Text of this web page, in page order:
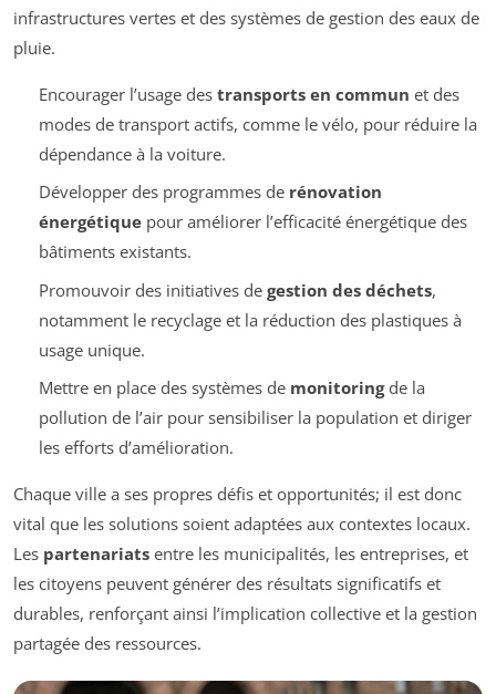
infrastructures vertes et des systèmes de gestion des eaux de
pluie.
Encourager l’usage des transports en commun et des
modes de transport actifs, comme le vélo, pour réduire la
dépendance à la voiture.
Développer des programmes de rénovation
énergétiquepour améliorer l’efficacité énergétique des
bâtiments existants.
Promouvoir des initiatives de gestion des déchets,
notamment le recyclage et la réduction des plastiques à
usage unique.
Mettre en place des systèmes de monitoringde la
pollution de l’air pour sensibiliser la population et diriger
les efforts d’amélioration.
Chaque ville a ses propres défis et opportunités; il est donc
vital que les solutions soient adaptées aux contextes locaux.
Les partenariats entre les municipalités, les entreprises, et
les citoyens peuvent générer des résultats significatifs et
durables, renforçant ainsi l’implication collective et la gestion
partagée des ressources.